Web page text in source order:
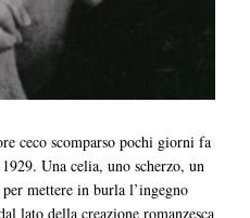
ceco scomparso pochi giorni fa
Una celia, uno scherzo, un
mettere in burla l’ingegno
lato della creazione romanzesca